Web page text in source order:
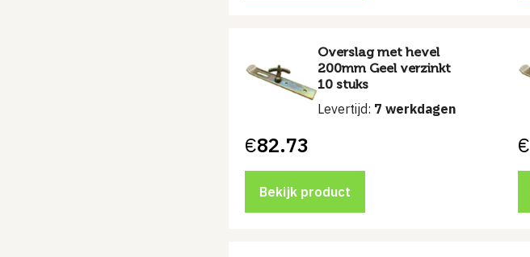
Overslag met hevel
200mm Geel verzinkt
10 stuks
Levertijd: 7 werkdagen
€82.73
Bekijk product
€